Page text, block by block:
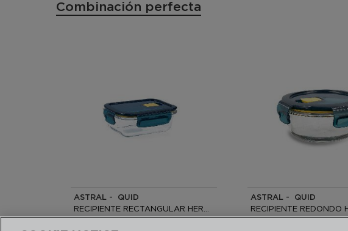
Combinación perfecta
ASTRAL - QUID
15x11x6CM - 37CL
ASTRAL - QUID
14x14x6CM - 40CL